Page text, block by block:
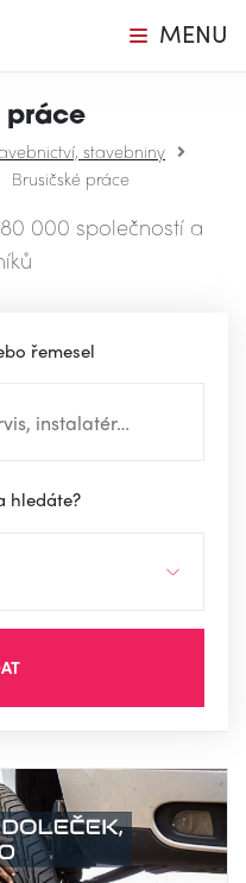
MENU
práce
stavebniny
Brusičské práce
000 společností a
řemesel
hledáte?